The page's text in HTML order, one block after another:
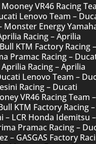
VR46 Racing
Lenovo Team –
Energy
Racing – Aprilia
KTM Factory Racing
Pramac Racing –
Racing – Aprilia
Lenovo Team –
Racing – Ducati
VR46 Racing Team
KTM Factory Racing
– LCR Honda Idemitsu
Pramac Racing –
– GASGAS Factory